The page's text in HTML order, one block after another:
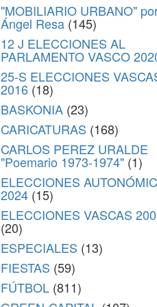
"MOBILIARIO URBANO"
Ángel Resa (145)
12 J ELECCIONES AL
PARLAMENTO VASCO
25-S ELECCIONES
2016 (18)
BASKONIA (23)
CARICATURAS (168)
CARLOS PEREZ URALDE
"Poemario 1973-1974" (1)
ELECCIONES
2024 (15)
ELECCIONES VASCAS
(20)
ESPECIALES (13)
FIESTAS (59)
FÚTBOL (811)